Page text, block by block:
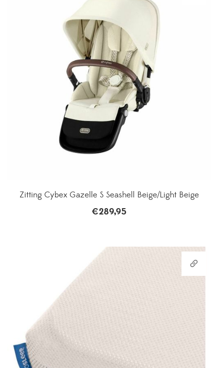
Zitting Cybex Gazelle S Seashell Beige/Light Beige
€289,95